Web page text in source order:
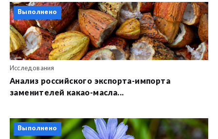
Выполнено
Исследования
Анализ российского экспорта-импорта
заменителей какао-масла...
Выполнено